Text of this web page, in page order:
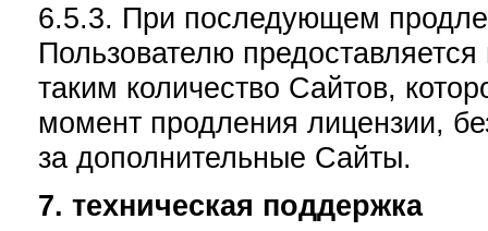
6.5.3. При последующем
Пользователю
таким количество Сайтов,
момент продления лицензии,
за дополнительные Сайты.
7. техническая поддержка